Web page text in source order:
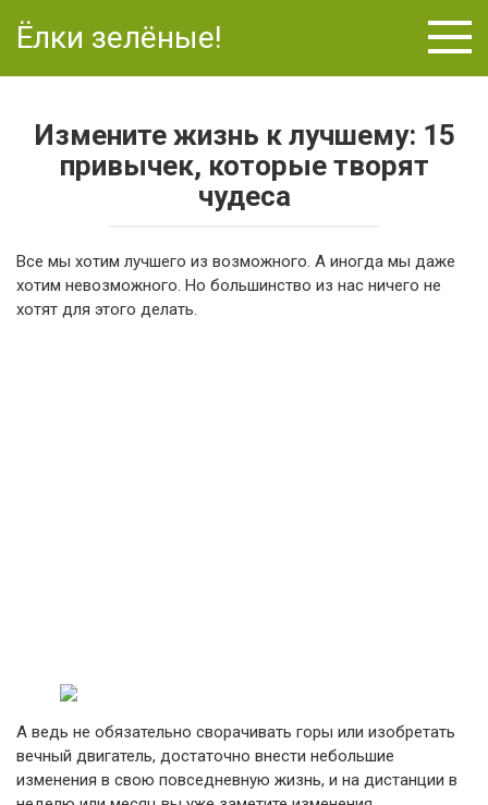
Ёлки зелёные!
Измените жизнь к лучшему: 15
привычек, которые творят
чудеса
Все мы хотим лучшего из возможного. А иногда мы даже
хотим невозможного. Но большинство из нас ничего не
хотят для этого делать.
А ведь не обязательно сворачивать горы или изобретать
вечный двигатель, достаточно внести небольшие
изменения в свою повседневную жизнь, и на дистанции в